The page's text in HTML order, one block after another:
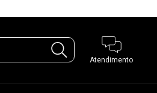
Atendimento